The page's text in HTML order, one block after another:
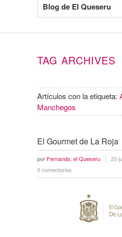
Blog de El Queseru
TAG ARCHIVES
Artículos con la etiqueta:
Manchegos
El Gourmet de La Roja
por Fernando, el Queseru
20
0 comentarios